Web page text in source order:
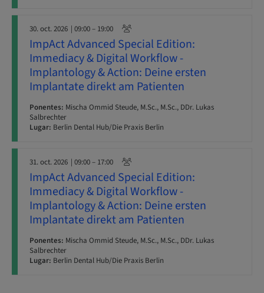
30. oct. 2026 | 09:00 – 19:00
ImpAct Advanced Special Edition:
Immediacy & Digital Workflow -
Implantology & Action: Deine ersten
Implantate direkt am Patienten
Ponentes: Mischa Ommid Steude, M.Sc., M.Sc., DDr. Lukas
Salbrechter
Lugar: Berlin Dental Hub/Die Praxis Berlin
31. oct. 2026 | 09:00 – 17:00
ImpAct Advanced Special Edition:
Immediacy & Digital Workflow -
Implantology & Action: Deine ersten
Implantate direkt am Patienten
Ponentes: Mischa Ommid Steude, M.Sc., M.Sc., DDr. Lukas
Salbrechter
Lugar: Berlin Dental Hub/Die Praxis Berlin